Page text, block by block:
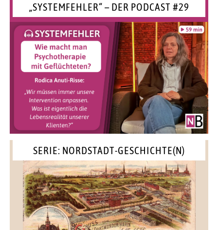
„SYSTEMFEHLER“ – DER PODCAST #29
SERIE: NORDSTADT-GESCHICHTE(N)